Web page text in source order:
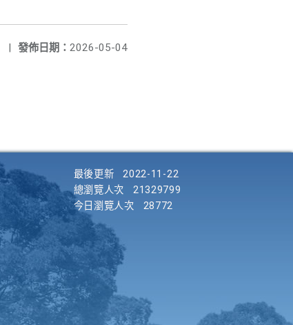
發佈日期： 2026-05-04
|
最後更新
2022-11-22
總瀏覽人次
21329799
今日瀏覽人次
28772